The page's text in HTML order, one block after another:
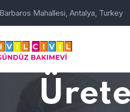
Barbaros Mahallesi, Antalya, Turkey